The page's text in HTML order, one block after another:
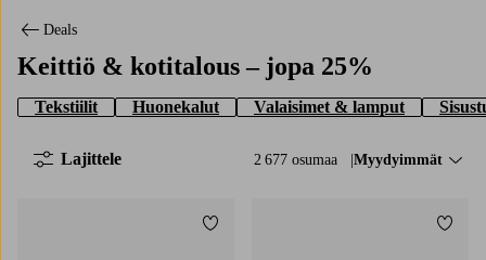
Deals
Keittiö & kotitalous – jopa 25%
Tekstiilit Huonekalut Valaisimet & lamput
2 677 osumaa Lajittele:
Myydyimmät
Lajittele
Lisää suosikkeihin